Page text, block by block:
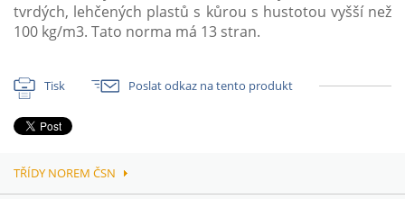
tvrdých, lehčených plastů s kůrou s hustotou vyšší než
100 kg/m3. Tato norma má 13 stran.
Tisk Poslat odkaz na tento produkt
TŘÍDY NOREM ČSN